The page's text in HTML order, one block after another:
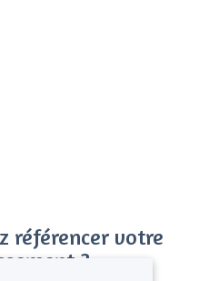
référencer votre
?